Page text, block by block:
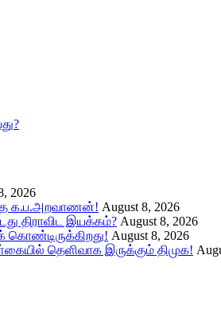
2026
க.ப.அறவாணன்! August 8, 2026
திராவிட இயக்கம்? August 8, 2026
கொண்டிருக்கிறது! August 8, 2026
தெளிவாக இருக்கும் திமுக!